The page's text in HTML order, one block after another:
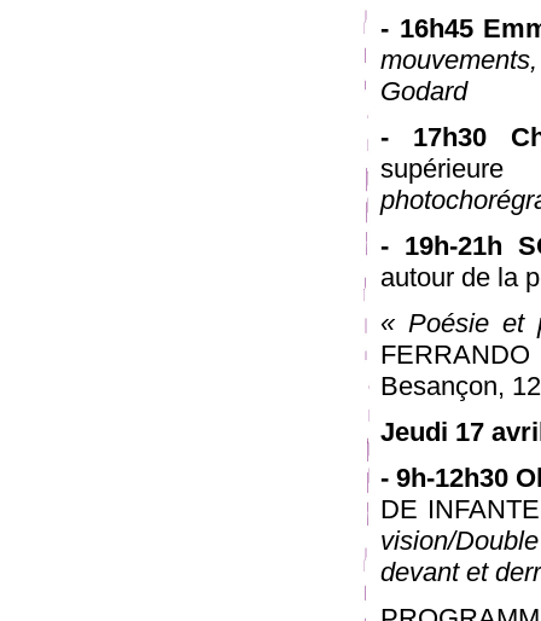
- 16h45
Godard
- 17h30
- 19h-21h
autour de la
« Poésie et
Besançon,
Jeudi 17
- 9h-12h30
DE
vision/
devant et